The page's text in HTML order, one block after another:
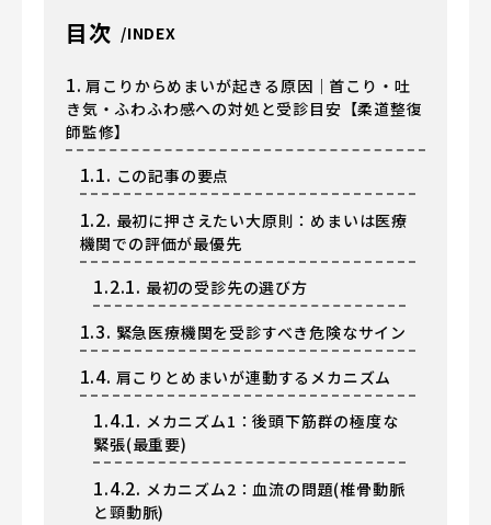
目次
1. 肩こりからめまいが起きる原因｜首こり・吐
き気・ふわふわ感への対処と受診目安【柔道整復
師監修】
1.1. この記事の要点
1.2. 最初に押さえたい大原則：めまいは医療
機関での評価が最優先
1.2.1. 最初の受診先の選び方
1.3. 緊急医療機関を受診すべき危険なサイン
1.4. 肩こりとめまいが連動するメカニズム
1.4.1. メカニズム1：後頭下筋群の極度な
緊張(最重要)
1.4.2. メカニズム2：血流の問題(椎骨動脈
と頸動脈)